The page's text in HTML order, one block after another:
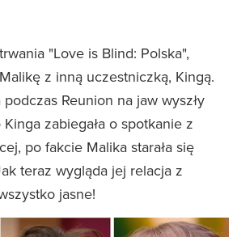
"Love is Blind: Polska",
z inną uczestniczką, Kingą.
podczas Reunion na jaw wyszły
zabiegała o spotkanie z
po fakcie Malika starała się
teraz wygląda jej relacja z
jasne!